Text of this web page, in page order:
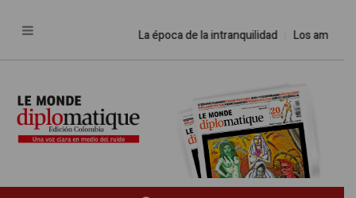
La época de la intranquilidad Los amos